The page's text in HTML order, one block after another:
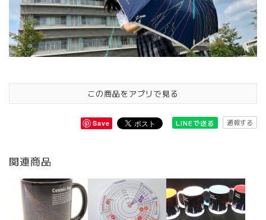
この商品をアプリで見る
Save LINEで送る 通報する
関連商品